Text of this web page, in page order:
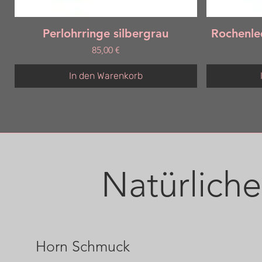
Schnellansicht
Perlohrringe silbergrau
Preis
85,00 €
In den Warenkorb
Horn Schmuck